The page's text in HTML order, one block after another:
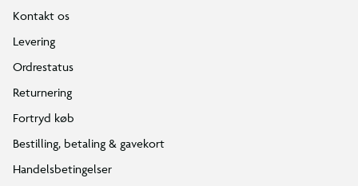
Kontakt os
Levering
Ordrestatus
Returnering
Fortryd køb
Bestilling, betaling & gavekort
Handelsbetingelser